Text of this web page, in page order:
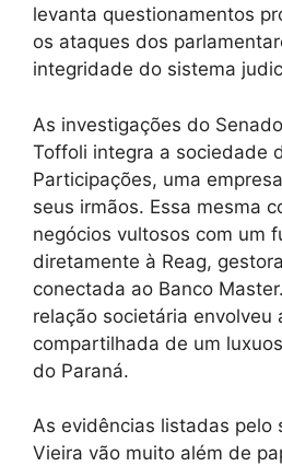
levanta questionamentos
os ataques dos
integridade do sistema
As investigações do
Toffoli integra a sociedade
Participações, uma
seus irmãos. Essa mesma
negócios vultosos com um
diretamente à Reag,
conectada ao Banco
relação societária envolveu
compartilhada de um
do Paraná.
As evidências listadas pelo
Vieira vão muito além de